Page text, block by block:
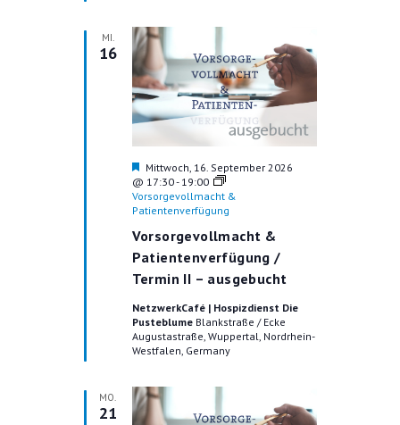
O
N
MI.
16
Vorsorgevollmacht &
Patientenverfügung /
Termin II – ausgebucht
H
e
r
v
r
g
e
h
b
e
n
Mittwoch, 16. September 2026
@ 17:30- 19:00
Vorsorgevollmacht &
Patientenverfügung
NetzwerkCafé | Hospizdienst Die
Pusteblume Blankstraße / Ecke
Augustastraße, Wuppertal, Nordrhein-
Westfalen, Germany
MO.
21